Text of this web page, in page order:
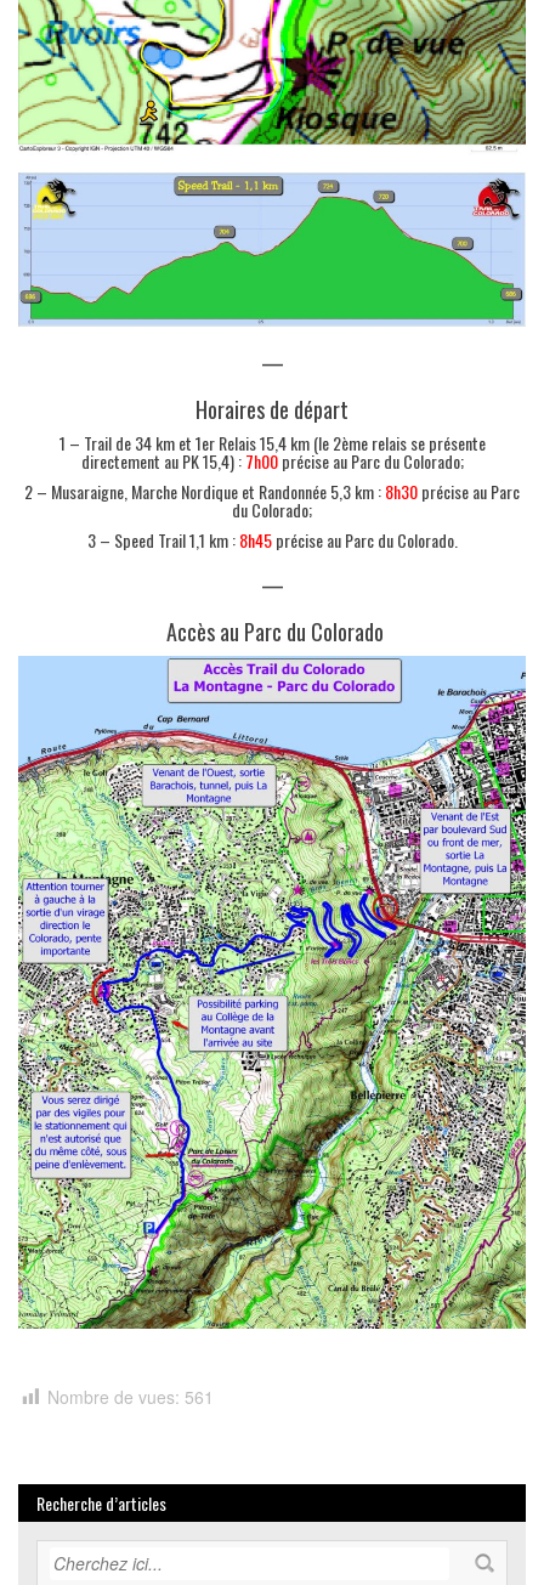
—
Horaires de départ
1 – Trail de 34 km et 1er Relais 15,4 km (le 2ème relais se présente
directement au PK 15,4) :7h00précise au Parc du Colorado;
2 – Musaraigne, Marche Nordique et Randonnée 5,3 km :8h30précise au Parc
du Colorado;
3 – Speed Trail 1,1 km :8h45précise au Parc du Colorado.
—
Accès au Parc du Colorado
Nombre de vues: 561
Recherche d’articles